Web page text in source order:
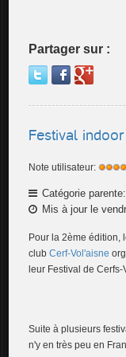
Partager sur :
Festival
Note utilisateur:
Catégorie parente:
Mis à jour le
Pour la 2ème édition,
clubCerf-Vol'aisne
leur Festival de
Suite à plusieurs
n'y en très peu en